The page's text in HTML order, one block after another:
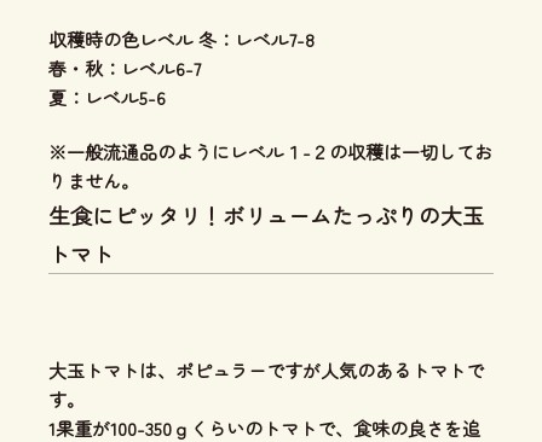
収穫時の色レベル 冬：レベル7-8
春・秋：レベル6-7
夏：レベル5-6
※一般流通品のようにレベル１-２の収穫は一切してお
りません。
生食にピッタリ！ボリュームたっぷりの大玉
トマト
大玉トマトは、ポピュラーですが人気のあるトマトで
す。
1果重が100-350ｇくらいのトマトで、食味の良さを追